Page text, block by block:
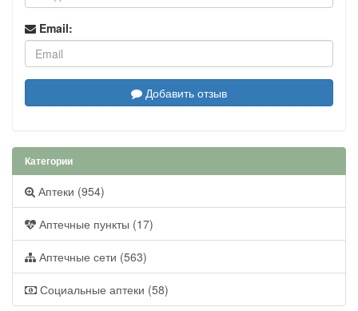
Email:
Добавить отзыв
Категории
Аптеки (954)
Аптечные пункты (17)
Аптечные сети (563)
Социальные аптеки (58)